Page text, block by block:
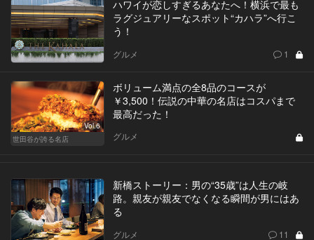
ハワイが恋しすぎるあなたへ！横浜で最も
ラグジュアリーなスポット“カハラ”へ行こ
う！
グルメ 1
Vol.6
世田谷が誇る名店
ボリューム満点の全8品のコースが
￥3,500！伝説の中華の名店はコスパまで
最高だった！
グルメ
新橋ストーリー：男の“35歳”は人生の岐
路。親友が親友でなくなる瞬間が男にはあ
る
グルメ 11